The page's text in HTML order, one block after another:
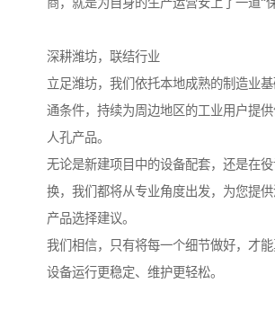
商，就是为自身的生产运营安上了一道“保
深耕潍坊，联结行业
立足潍坊，我们依托本地成熟的制造业
通条件，持续为周边地区的工业用户提
人孔产品。
无论是新建项目中的设备配套，还是在
换，我们都将从专业角度出发，为您提
产品选择建议。
我们相信，只有将每一个细节做好，才
设备运行更稳定、维护更轻松。